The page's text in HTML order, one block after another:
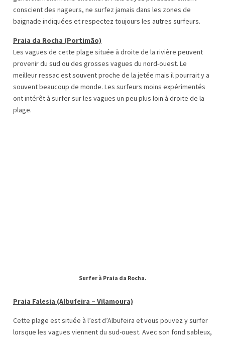
conscient des nageurs, ne surfez jamais dans les zones de
baignade indiquées et respectez toujours les autres surfeurs.
Praia da Rocha (Portimão)
Les vagues de cette plage située à droite de la rivière peuvent
provenir du sud ou des grosses vagues du nord-ouest. Le
meilleur ressac est souvent proche de la jetée mais il pourrait y a
souvent beaucoup de monde. Les surfeurs moins expérimentés
ont intérêt à surfer sur les vagues un peu plus loin à droite de la
plage.
Surfer à Praia da Rocha.
Praia Falesia (Albufeira – Vilamoura)
Cette plage est située à l’est d’Albufeira et vous pouvez y surfer
lorsque les vagues viennent du sud-ouest. Avec son fond sableux,